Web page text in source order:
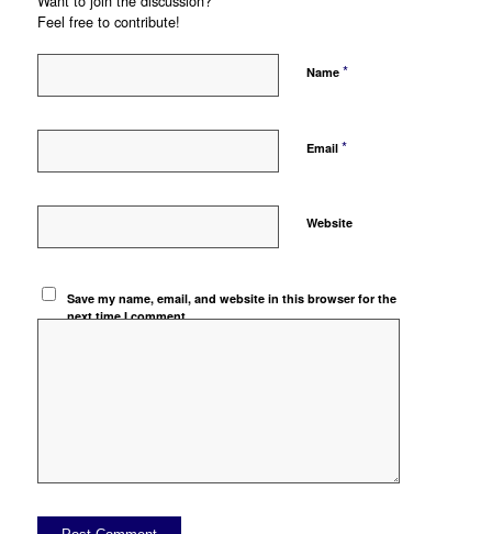
Feel free to contribute!
Name *
Email *
Website
Save my name, email, and website in this browser for the
next time I comment.